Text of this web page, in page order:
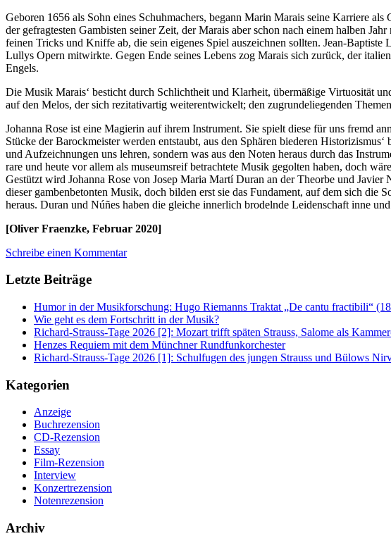
Geboren 1656 als Sohn eines Schuhmachers, begann Marin Marais seine Karriere
der gefragtesten Gambisten seiner Zeit, der Marais aber schon nach einem halben
feinen Tricks und Kniffe ab, die sein eigenes Spiel auszeichnen sollten. Jean-
Lullys Opern mitwirkte. Gegen Ende seines Lebens zog Marais sich zurück, der
Engels.
Die Musik Marais‘ besticht durch Schlichtheit und Klarheit, übermäßige Virtuosität
auf den Melos, der sich rezitativartig weiterentwickelt; den zugrundeliegenden
Johanna Rose ist eine Magierin auf ihrem Instrument. Sie spielt diese für uns fremd
Stücke der Barockmeister werden entstaubt, aus den Sphären biederen
und Aufzeichnungen uns lehren, sondern was aus den Noten heraus durch das
rare und heute vor allem als museumsreif betrachtete Musik gegolten haben, doch
Gestützt wird Johanna Rose von Josep Maria Martí Duran an der Theorbe und
dieser gambenbetonten Musik, doch bilden erst sie das Fundament, auf dem sich die
heraus. Duran und Núñes haben die gleiche innerlich brodelnde Leidenschaft inne
[Oliver Fraenzke, Februar 2020]
Schreibe einen Kommentar
Letzte Beiträge
Humor in der Musikforschung: Hugo Riemanns Traktat „De cantu fractibili“
Wie geht es dem Fortschritt in der Musik?
Richard-Strauss-Tage 2026 [2]: Mozart trifft späten Strauss, Salome als
Henzes Requiem mit dem Münchner Rundfunkorchester
Richard-Strauss-Tage 2026 [1]: Schulfugen des jungen Strauss und Bülows
Kategorien
Anzeige
Buchrezension
CD-Rezension
Essay
Film-Rezension
Interview
Konzertrezension
Notenrezension
Archiv